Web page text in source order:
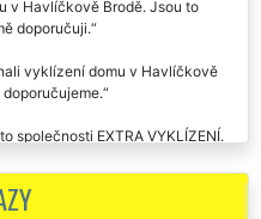
v Havlíčkově Brodě. Jsou to
doporučuji.
vyklízení domu v Havlíčkově
společnosti EXTRA VYKLÍZENÍ.
týden se nám postarali o
starý stavební materiál. Vždy